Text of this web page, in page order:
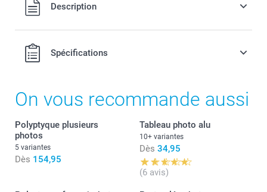
hors frais de port.
Description
Spécifications
On vous recommande aussi
Polyptyque plusieurs
photos
5 variantes
Dès 154,95
Tableau photo alu
10+ variantes
Dès 34,95
(6 avis)